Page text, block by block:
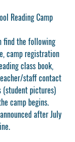
Reading Camp
find the following
camp registration
class book,
staff contact
(student pictures)
camp begins.
after July